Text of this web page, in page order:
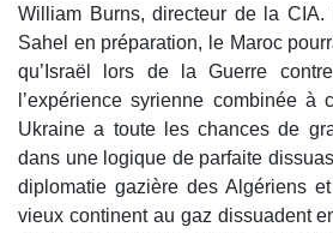
William Burns, directeur de la
Sahel en préparation, le Maroc
qu’Israël lors de la Guerre
l’expérience syrienne combinée
Ukraine a toute les chances de
dans une logique de parfaite
diplomatie gazière des Algériens
vieux continent au gaz dissuadent